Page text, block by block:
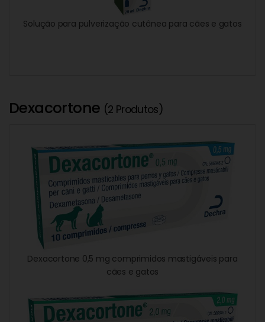
Solução para pulverização cutânea para cães e gatos
Dexacortone (2 Produtos)
Dexacortone 0,5 mg comprimidos mastigáveis para
cães e gatos